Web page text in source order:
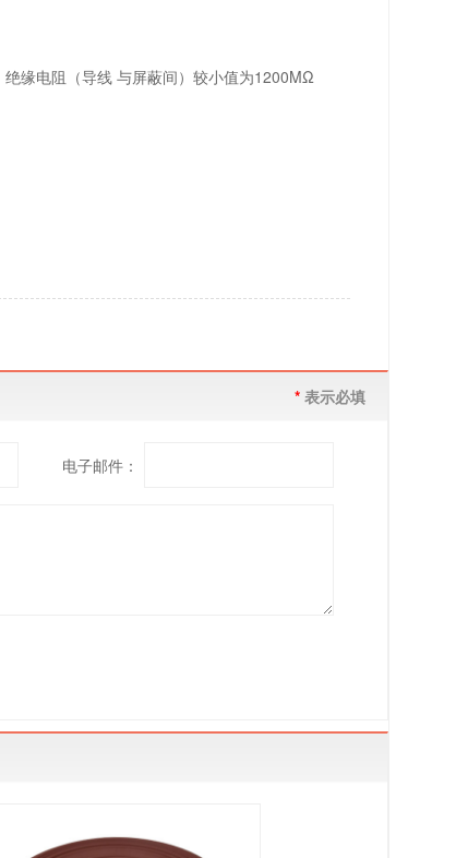
缘电阻（导线 与屏蔽间）较小值为1200MΩ
* 表示必填
电子邮件：